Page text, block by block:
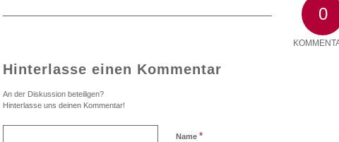
0
Hinterlasse einen Kommentar
An der Diskussion beteiligen?
Hinterlasse uns deinen Kommentar!
Name *